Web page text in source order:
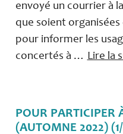
envoyé un courrier à
que soient
pour informer les
concertés à … Lire la
POUR PARTICIPER
(AUTOMNE 2022)